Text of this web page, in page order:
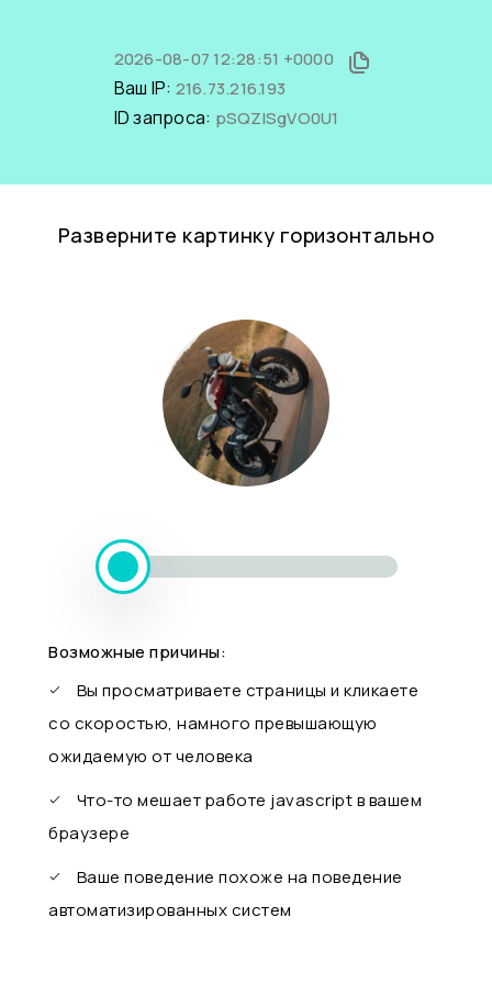
2026-08-07 12:28:51 +0000
Ваш IP: 216.73.216.193
ID запроса: pSQZlSgVO0U1
Разверните картинку горизонтально
Возможные причины:
Вы просматриваете страницы и кликаете
со скоростью, намного превышающую
ожидаемую от человека
Что-то мешает работе javascript в вашем
браузере
Ваше поведение похоже на поведение
автоматизированных систем